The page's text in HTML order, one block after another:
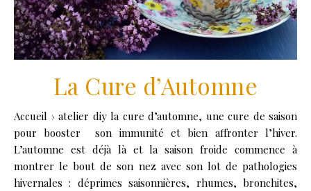
La Cure d’Automne
Accueil › atelier diy la cure d’automne, une cure de saison
pour booster son immunité et bien affronter l’hiver.
L’automne est déjà là et la saison froide commence à
montrer le bout de son nez avec son lot de pathologies
hivernales : déprimes saisonnières, rhumes, bronchites,